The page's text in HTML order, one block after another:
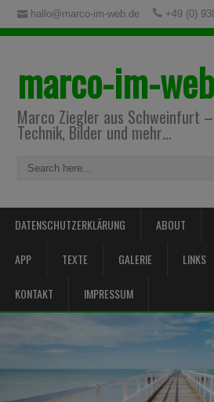
hallo@marco-im-web.de +49 (0)
marco-im-web
Marco Ziegler aus Schweinfurt
Technik, Bilder und mehr…
DATENSCHUTZERKLÄRUNG ABOUT
APP TEXTE GALERIE LINKS
KONTAKT IMPRESSUM